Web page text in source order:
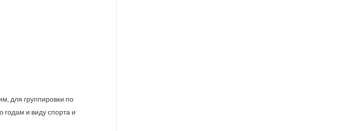
для группировки по
годам и виду спорта и